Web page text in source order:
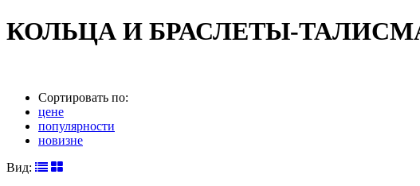
КОЛЬЦА И БРАСЛЕТЫ-
Сортировать по:
цене
популярности
новизне
Вид: